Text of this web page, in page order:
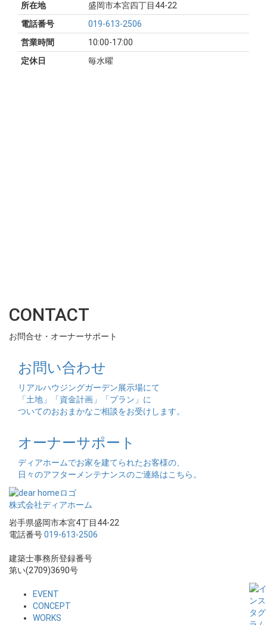
所在地
盛岡市本宮四丁目44-22
電話番号
019-613-2506
営業時間
10:00-17:00
定休日
毎水曜
CONTACT
お問合せ・オーナーサポート
お問い合わせ
リアルハウジングガーデン展示場にて
「土地」「資金計画」「プラン」に
ついてのおおまかなご相談をお受けします。
オーナーサポート
ディアホームでお家を建てられたお客様の、
日々のアフターメンテナンスのご連絡はこちら。
株式会社ディアホーム
岩手県盛岡市本宮4丁目44-22
電話番号019-613-2506
建築士事務所登録番号
第い(2709)3690号
EVENT
CONCEPT
WORKS